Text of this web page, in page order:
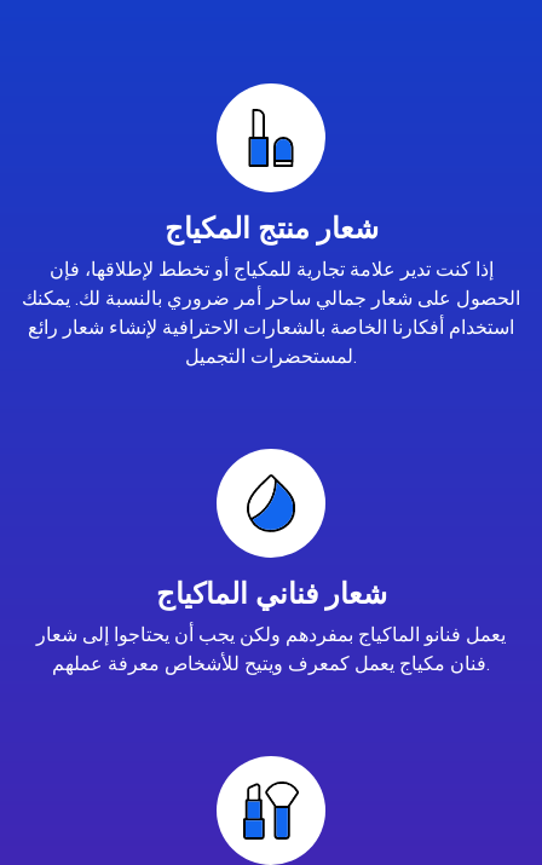
شعار منتج المكياج
إذا كنت تدير علامة تجارية للمكياج أو تخطط لإطلاقها، فإن
الحصول على شعار جمالي ساحر أمر ضروري بالنسبة لك. يمكنك
استخدام أفكارنا الخاصة بالشعارات الاحترافية لإنشاء شعار رائع
لمستحضرات التجميل.
شعار فناني الماكياج
يعمل فنانو الماكياج بمفردهم ولكن يجب أن يحتاجوا إلى شعار
فنان مكياج يعمل كمعرف ويتيح للأشخاص معرفة عملهم.